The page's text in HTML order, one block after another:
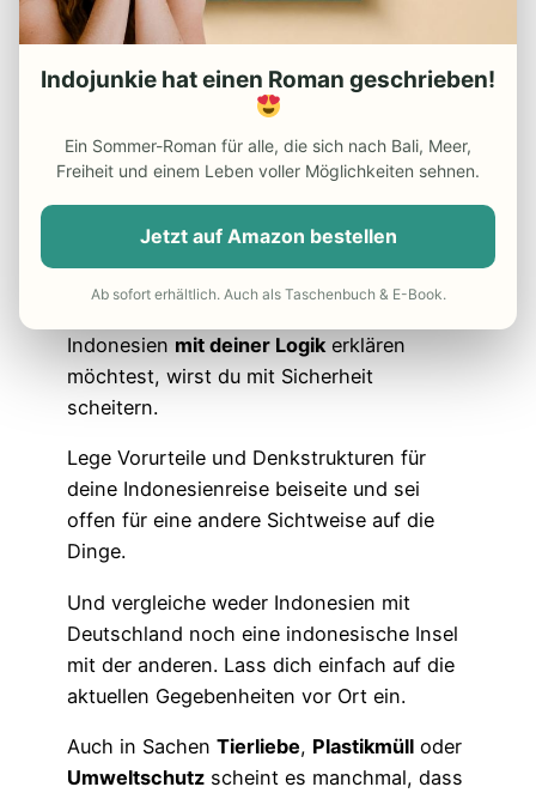
Sharing is caring!
Lass deine Denkstrukturen zu Hause!
Indonesien mit deiner Logik erklären
möchtest, wirst du mit Sicherheit
scheitern.
Lege Vorurteile und Denkstrukturen für
deine Indonesienreise beiseite und sei
offen für eine andere Sichtweise auf die
Dinge.
Und vergleiche weder Indonesien mit
Deutschland noch eine indonesische Insel
mit der anderen. Lass dich einfach auf die
aktuellen Gegebenheiten vor Ort ein.
Auch in Sachen Tierliebe, Plastikmüll oder
Umweltschutz scheint es manchmal, dass
Indojunkie hat einen Roman geschrieben!
Ein Sommer-Roman für alle, die sich nach Bali, Meer,
Freiheit und einem Leben voller Möglichkeiten sehnen.
Jetzt auf Amazon bestellen
Ab sofort erhältlich. Auch als Taschenbuch & E-Book.